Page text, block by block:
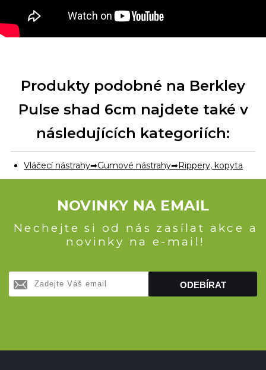
Produkty podobné na Berkley
Pulse shad 6cm najdete také v
následujících kategoriích:
Vláčecí nástrahy Gumové nástrahy Rippery, kopyta
NOVINKY NA EMAIL
Nechejte si od nás zasílat akce a
novinky na e-mail!
ODEBÍRAT